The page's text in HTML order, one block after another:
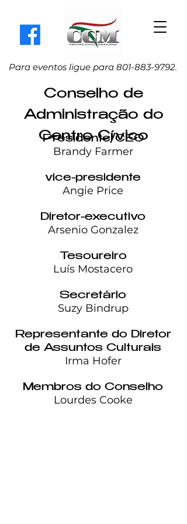
Para eventos ligue para 801-883-9792.
Conselho de
Administração do
Centro Cívico
Presidente/CEO
Brandy Farmer
vice-presidente
Angie Price
Diretor-executivo
Arsenio Gonzalez
Tesoureiro
Luís Mostacero
Secretário
Suzy Bindrup
Representante do Diretor
de Assuntos Culturais
Irma Hofer
Membros do Conselho
Lourdes Cooke